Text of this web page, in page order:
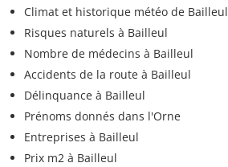
Climat et historique météo de Bailleul
Risques naturels à Bailleul
Nombre de médecins à Bailleul
Accidents de la route à Bailleul
Délinquance à Bailleul
Prénoms donnés dans l'Orne
Entreprises à Bailleul
Prix m2 à Bailleul